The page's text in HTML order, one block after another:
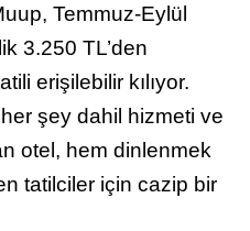
Temmuz-Eylül
3.250 TL’den
erişilebilir kılıyor.
şey dahil hizmeti ve
otel, hem dinlenmek
tatilciler için cazip bir